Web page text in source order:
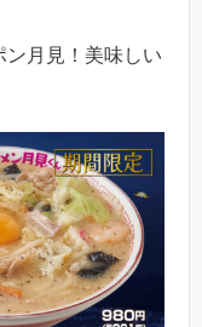
ン月見！美味しい